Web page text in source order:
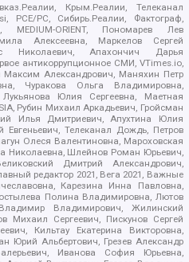
Крым.Реалии, Телеканал
PC, Сибирь.Реалии, Фактограф,
MEDIUM-ORIENT, Пономарев Лев
Алексеевна, Маркелов Сергей
Николаевич, Апахончич Дарья
антикоррупционное СМИ, VTimes.io,
Максим Александрович, Маняхин Петр
Чуракова Ольга Владимировна,
Юлия Сергеевна, Маетная
Рубин Михаил Аркадьевич, Гройсман
Илья Дмитриевич, Апухтина Юлия
Евгеньевич, Телеканал Дождь, Петров
Олеся Валентиновна, Мароховская
Николаевна, Шлейнов Роман Юрьевич,
Дмитрий Александрович,
редактор 2021, Вега 2021, Важные
Карезина Инна Павловна,
Полина Владимировна, Лютов
Владимирович, Жилинский
Михаил Сергеевич, Пискунов Сергей
Кильтау Екатерина Викторовна,
Юрий Альбертович, Грезев Александр
Иванова София Юрьевна,